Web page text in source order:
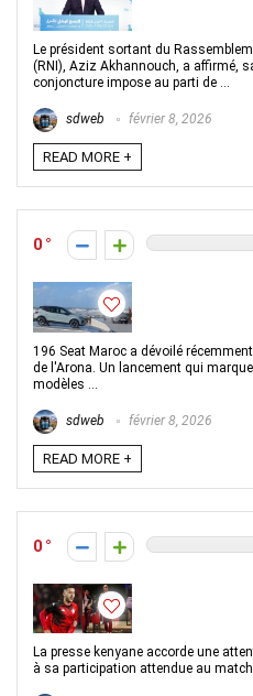
Le président sortant du
(RNI), Aziz Akhannouch, a affirmé,
conjoncture impose au parti de ...
sdweb février 8, 2026
READ MORE +
0
196 Seat Maroc a dévoilé
de l'Arona. Un lancement qui
modèles ...
sdweb février 8, 2026
READ MORE +
0
La presse kenyane accorde une
à sa participation attendue au